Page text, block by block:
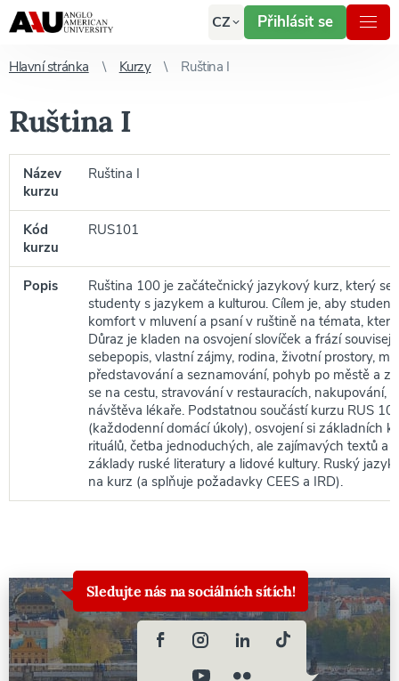
CZ Přihlásit se
Hlavní stránka Kurzy Ruština I
Ruština I
Název
kurzu
Ruština I
Kód
kurzu
RUS101
Popis
Ruština 100 je začátečnický jazykový kurz, který
studenty s jazykem a kulturou. Cílem je, aby
komfort v mluvení a psaní v ruštině na témata,
Důraz je kladen na osvojení slovíček a frází
sebepopis, vlastní zájmy, rodina, životní prostory,
představování a seznamování, pohyb po městě a
se na cestu, stravování v restauracích, nakupování,
návštěva lékaře. Podstatnou součástí kurzu RUS
(každodenní domácí úkoly), osvojení si základních
rituálů, četba jednoduchých, ale zajímavých textů a
základy ruské literatury a lidové kultury. Ruský
na kurz (a splňuje požadavky CEES a IRD).
Sledujte nás na sociálních sítích!